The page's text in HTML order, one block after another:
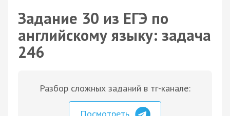
Задание 30 из ЕГЭ по
английскому языку: задача
246
Разбор сложных заданий в тг-канале: